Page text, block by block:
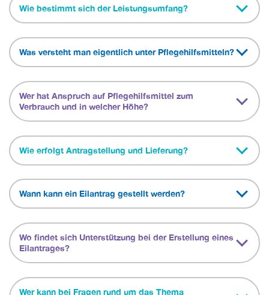
Wie bestimmt sich der Leistungsumfang?
Was versteht man eigentlich unter Pflegehilfsmitteln?
Wer hat Anspruch auf Pflegehilfsmittel zum
Verbrauch und in welcher Höhe?
Wie erfolgt Antragstellung und Lieferung?
Wann kann ein Eilantrag gestellt werden?
Wo findet sich Unterstützung bei der Erstellung eines
Eilantrages?
Wer kann bei Fragen rund um das Thema